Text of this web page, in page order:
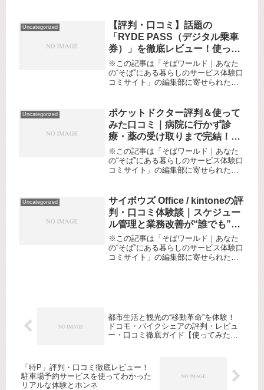
歯ブラシは高いし、替えブラシもつい
買い忘れる…」そんな日々の小さな
悩...
Uncategorized
【評判・口コミ】話題の
「RYDE PASS（デジタル乗車
券）」を徹底レビュー！使って
みて分かったリアルな利便性と
活用シーン
※この記事は「そばワールド｜あなた
の“そば”にある暮らしのサービス体験口
コミサイト」の編集部に寄せられた各
通機関が不便」「観光・出張先で交通
のルールが分からない」――そんな...
Uncategorized
ポケットドクター評判＆使って
みた口コミ｜病院に行かず診
療・薬の受け取りまで完結！私
の体験レビュー
※この記事は「そばワールド｜あなた
の“そば”にある暮らしのサービス体験口
コミサイト」の編集部に寄せられた各
なか病院へ行けない、高齢や持病の事
情で外出が難しい――そんな悩み、...
Uncategorized
サイボウズ Office / kintoneの評
判・口コミ体験談｜スケジュー
ル管理と業務改善が“誰でも”シ
ンプルにできる！話題サービス
を使ってみた本音レビュー
※この記事は「そばワールド｜あなた
の“そば”にある暮らしのサービス体験口
コミサイト」の編集部に寄せられた各
都市生活と観光の“移動革命”を体験！
ドコモ・バイクシェアの評判・レビュ
ー・口コミ徹底ガイド【使ってみた感
「特P」評判・口コミ徹底レビュー！
駐車場予約サービスを使ってわかった
リアルな体験とホンネ